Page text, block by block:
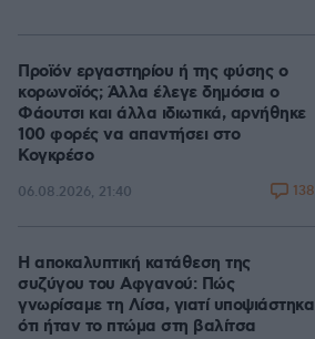
Προϊόν εργαστηρίου ή της φύσης ο
κορωνοϊός; Άλλα έλεγε δημόσια ο
Φάουτσι και άλλα ιδιωτικά, αρνήθηκε
100 φορές να απαντήσει στο
Κογκρέσο
06.08.2026, 21:40 138
Η αποκαλυπτική κατάθεση της
συζύγου του Αφγανού: Πώς
γνωρίσαμε τη Λίσα, γιατί υποψιάστηκα
ότι ήταν το πτώμα στη βαλίτσα